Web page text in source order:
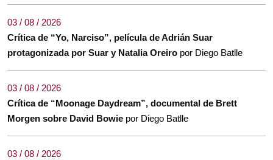
03 / 08 / 2026
Crítica de “Yo, Narciso”, película de Adrián Suar
protagonizada por Suar y Natalia Oreiro por Diego Batlle
03 / 08 / 2026
Crítica de “Moonage Daydream”, documental de Brett
Morgen sobre David Bowie por Diego Batlle
03 / 08 / 2026